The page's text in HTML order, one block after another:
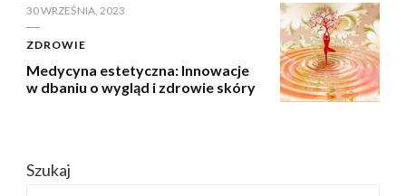
30 WRZEŚNIA, 2023
ZDROWIE
Medycyna estetyczna: Innowacje
w dbaniu o wygląd i zdrowie skóry
Szukaj